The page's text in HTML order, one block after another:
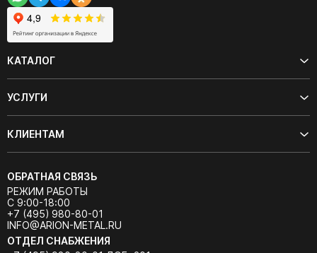
КАТАЛОГ
УСЛУГИ
КЛИЕНТАМ
ОБРАТНАЯ СВЯЗЬ
РЕЖИМ РАБОТЫ
С 9:00-18:00
+7 (495) 980-80-01
INFO@ARION-METAL.RU
ОТДЕЛ СНАБЖЕНИЯ